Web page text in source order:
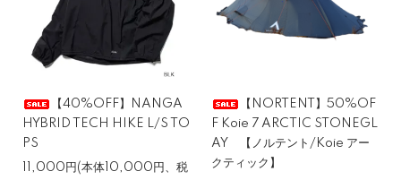
【40%OFF】NANGA
HYBRID TECH HIKE L/S TO
PS
11,000円(本体10,000円、税
【NORTENT】50%OF
F Koie 7 ARCTIC STONEGL
AY 【ノルテント/Koie アー
クティック】